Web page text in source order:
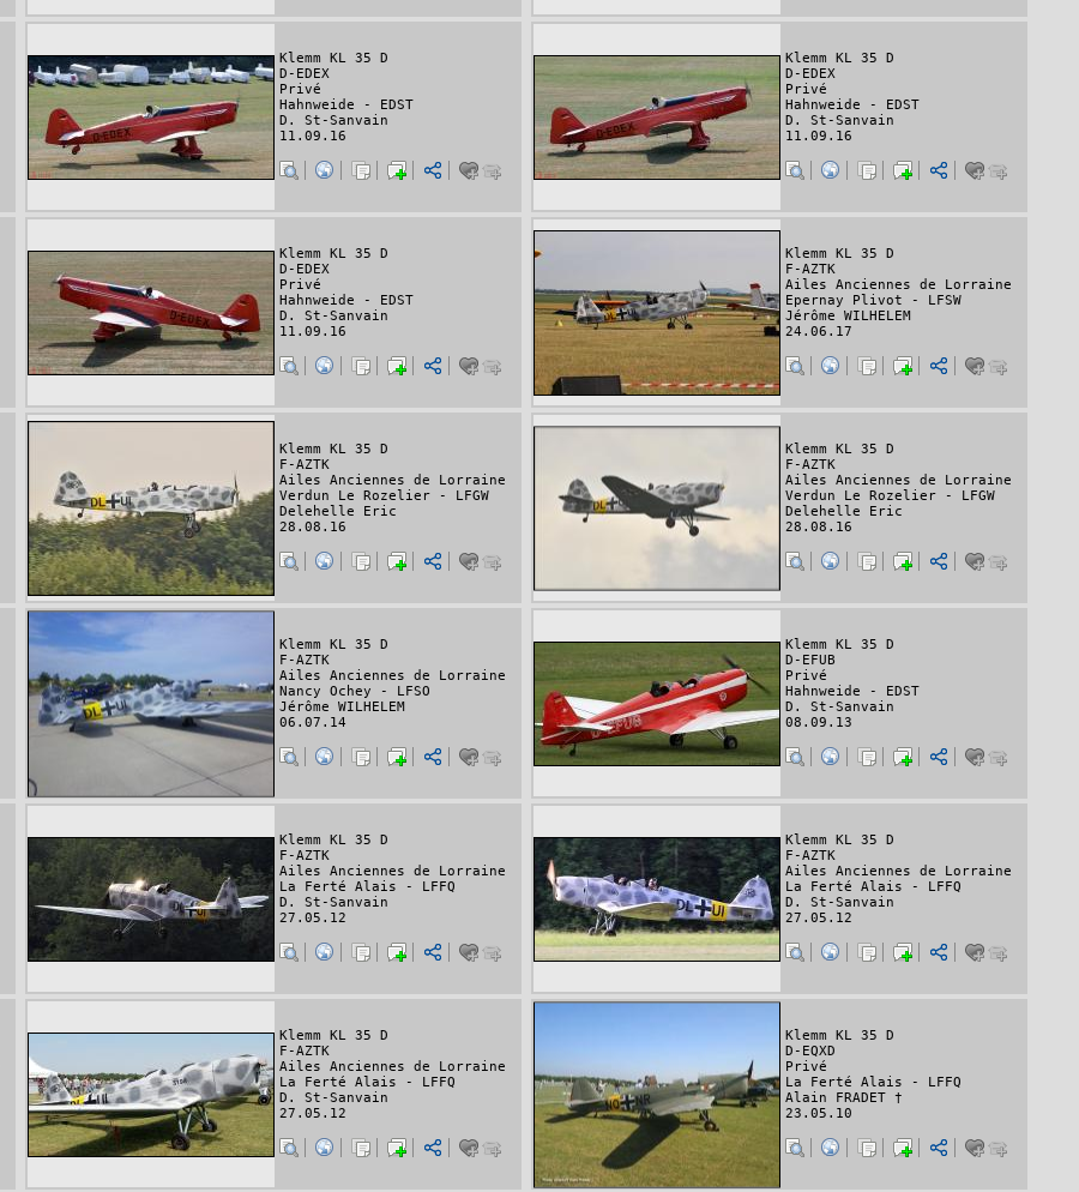
Klemm KL 35 D
D-EDEX
Privé
Hahnweide - EDST
D. St-Sanvain
11.09.16
Klemm KL 35 D
D-EDEX
Privé
Hahnweide - EDST
D. St-Sanvain
11.09.16
Klemm KL 35 D
D-EDEX
Privé
Hahnweide - EDST
D. St-Sanvain
11.09.16
Klemm KL 35 D
F-AZTK
Ailes Anciennes de Lorraine
Epernay Plivot - LFSW
Jérôme WILHELEM
24.06.17
Klemm KL 35 D
F-AZTK
Ailes Anciennes de Lorraine
Verdun Le Rozelier - LFGW
Delehelle Eric
28.08.16
Klemm KL 35 D
F-AZTK
Ailes Anciennes de Lorraine
Verdun Le Rozelier - LFGW
Delehelle Eric
28.08.16
Klemm KL 35 D
F-AZTK
Ailes Anciennes de Lorraine
Nancy Ochey - LFSO
Jérôme WILHELEM
06.07.14
Klemm KL 35 D
D-EFUB
Privé
Hahnweide - EDST
D. St-Sanvain
08.09.13
Klemm KL 35 D
F-AZTK
Ailes Anciennes de Lorraine
La Ferté Alais - LFFQ
D. St-Sanvain
27.05.12
Klemm KL 35 D
F-AZTK
Ailes Anciennes de Lorraine
La Ferté Alais - LFFQ
D. St-Sanvain
27.05.12
Klemm KL 35 D
F-AZTK
Ailes Anciennes de Lorraine
La Ferté Alais - LFFQ
D. St-Sanvain
27.05.12
Klemm KL 35 D
D-EQXD
Privé
La Ferté Alais - LFFQ
Alain FRADET †
23.05.10